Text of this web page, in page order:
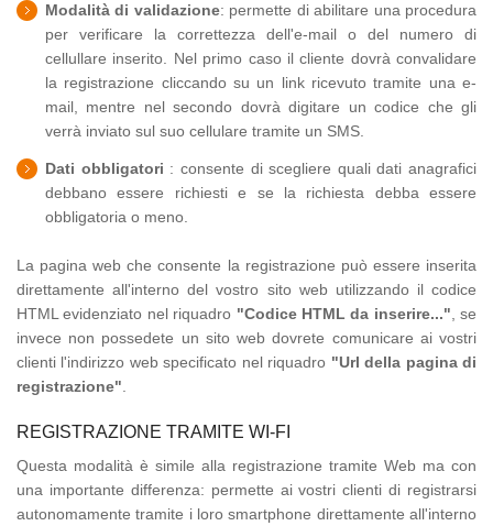
STORICO OPERAZIONI
STATISTICHE
GESTIONE PRENOTAZIONI
CIRCUITI DI FIDELIZZAZIONE
VIRTUAL FIDELITY CARD PER IOS E ANDROID
Modalità di validazione: permette di abilitare una procedura
per verificare la correttezza dell'e-mail o del numero di
cellullare inserito. Nel primo caso il cliente dovrà convalidare
la registrazione cliccando su un link ricevuto tramite una e-
mail, mentre nel secondo dovrà digitare un codice che gli
verrà inviato sul suo cellulare tramite un SMS.
Dati obbligatori : consente di scegliere quali dati anagrafici
debbano essere richiesti e se la richiesta debba essere
obbligatoria o meno.
La pagina web che consente la registrazione può essere inserita
direttamente all'interno del vostro sito web utilizzando il codice
HTML evidenziato nel riquadro "Codice HTML da inserire...", se
invece non possedete un sito web dovrete comunicare ai vostri
clienti l'indirizzo web specificato nel riquadro "Url della pagina di
registrazione".
REGISTRAZIONE TRAMITE WI-FI
Questa modalità è simile alla registrazione tramite Web ma con
una importante differenza: permette ai vostri clienti di registrarsi
autonomamente tramite i loro smartphone direttamente all'interno